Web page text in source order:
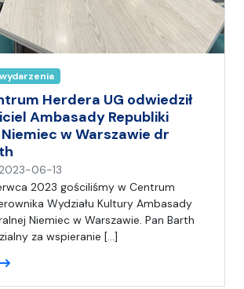
Herdera UG odwiedził
Ambasady Republiki
w Warszawie dr
06-13
a
p
i
s
(
2023 gościliśmy w Centrum
Wydziału Kultury Ambasady
Niemiec w Warszawie. Pan Barth
za wspieranie […]